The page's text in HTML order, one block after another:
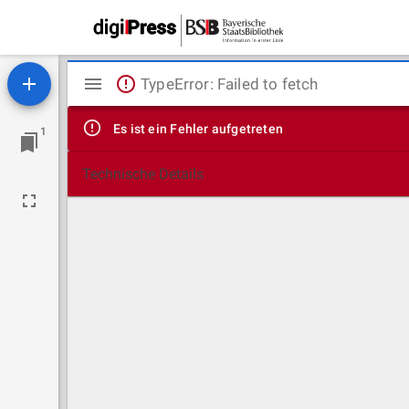
1
Mirador
Viewer
TypeError: Failed to fetch
Es ist ein Fehler aufgetreten
Technische Details